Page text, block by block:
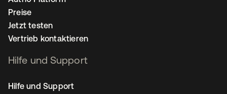
Preise
Jetzt testen
Vertrieb kontaktieren
Hilfe und Support
Hilfe und Support